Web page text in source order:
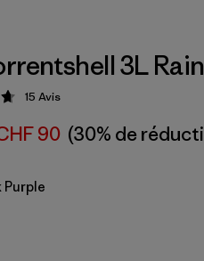
3L
4.7 / 5
15 Avis
90 (30% de
Purple